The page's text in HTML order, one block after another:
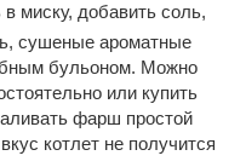
миску, добавить соль,
сушеные ароматные
бульоном. Можно
или купить
фарш простой
котлет не получится